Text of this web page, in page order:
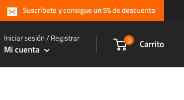
Suscríbete y consigue un 5% de descuento
Iniciar sesión / Registrar
Mi cuenta
0 Carrito